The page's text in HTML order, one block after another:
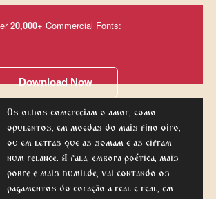
20,000+ Commercial Fonts:
Download Now
Os olhos comerceiam o amor, como
opulentos, em moedas do mais fino oiro,
ou em letras que as somam e as cifram
num relance. A fala, embora poética, mais
pobre e mais humilde, vai contando os
pagamentos do coração a real e real, em